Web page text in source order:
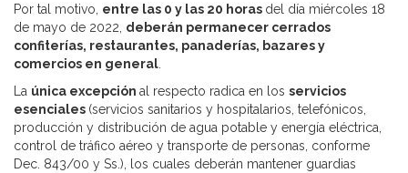
Por tal motivo, entre las 0 y las 20 horas del día miércoles 18
de mayo de 2022, deberán permanecer cerrados
confiterías, restaurantes, panaderías, bazares y
comercios en general
La única excepción al respecto radica en los servicios
esenciales (servicios sanitarios y hospitalarios, telefónicos,
producción y distribución de agua potable y energía eléctrica,
control de tráfico aéreo y transporte de personas, conforme
Dec. 843/00 y Ss.), los cuales deberán mantener guardias